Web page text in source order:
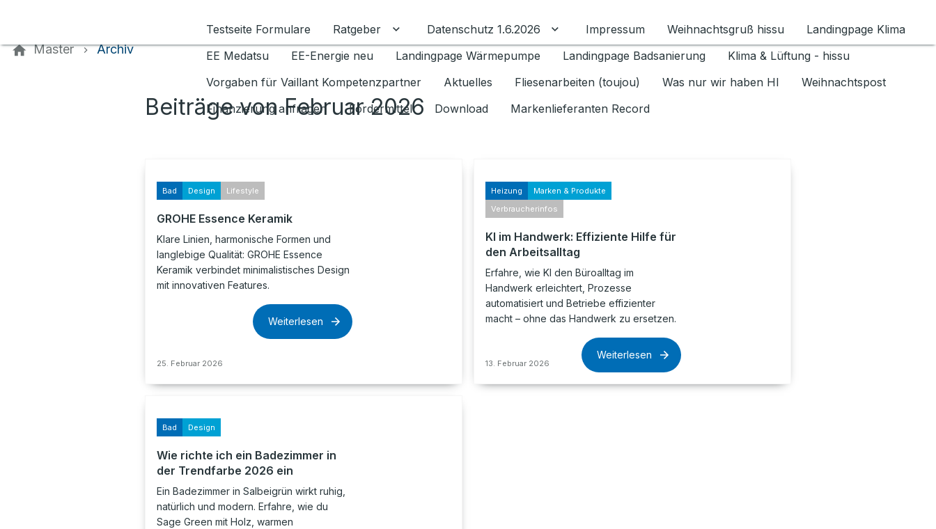
Testseite Formulare
Ratgeber Untermenü für Ratgeber umschalten
Datenschutz 1.6.2026 Untermenü für Datenschutz 1.6.2026 umschalten
Impressum Weihnachtsgruß hissu
Landingpage Klima
EE Medatsu
EE-Energie neu Landingpage Wärmepumpe Landingpage Badsanierung
Klima & Lüftung - hissu
Vorgaben für Vaillant Kompetenzpartner
Aktuelles Fliesenarbeiten (toujou) Was nur wir haben HI
Weihnachtspost
Finanzierung anfragen
Fördermittel Download Markenlieferanten Record
Master Archiv
Beiträge von Februar 2026
Bad Design Lifestyle
GROHE Essence Keramik
Klare Linien, harmonische Formen und
langlebige Qualität: GROHE Essence
Keramik verbindet minimalistisches Design
mit innovativen Features.
25. Februar 2026
Weiterlesen
Heizung
Marken & Produkte
Verbraucherinfos
KI im Handwerk: Effiziente Hilfe für
den Arbeitsalltag
Erfahre, wie KI den Büroalltag im
Handwerk erleichtert, Prozesse
automatisiert und Betriebe effizienter
macht – ohne das Handwerk zu ersetzen.
13. Februar 2026
Weiterlesen
Bad Design
Wie richte ich ein Badezimmer in
der Trendfarbe 2026 ein
Ein Badezimmer in Salbeigrün wirkt ruhig,
natürlich und modern. Erfahre, wie du
Sage Green mit Holz, warmen